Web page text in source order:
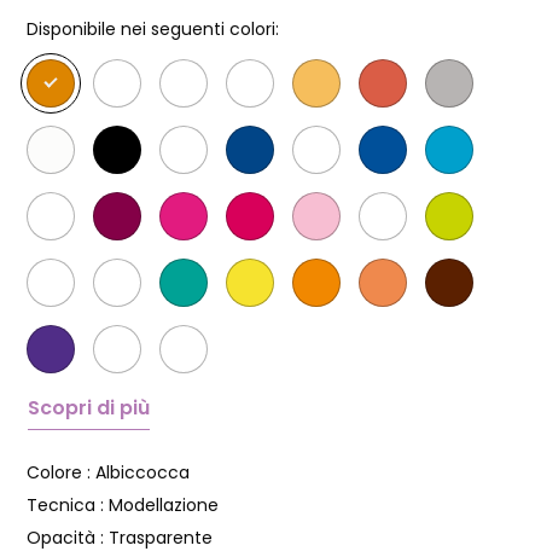
Disponibile nei seguenti colori:
Scopri di più
Colore : Albiccocca
Tecnica : Modellazione
Opacità : Trasparente